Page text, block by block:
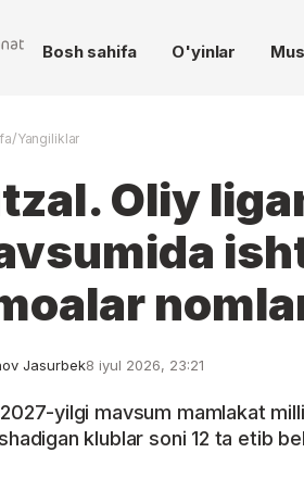
Bosh sahifa O'yinlar
/Yangiliklar
Oliy
Jasurbek8 iyul 2026, 23:21
yilgi mavsum mamlakat
klublar soni 12 ta etib